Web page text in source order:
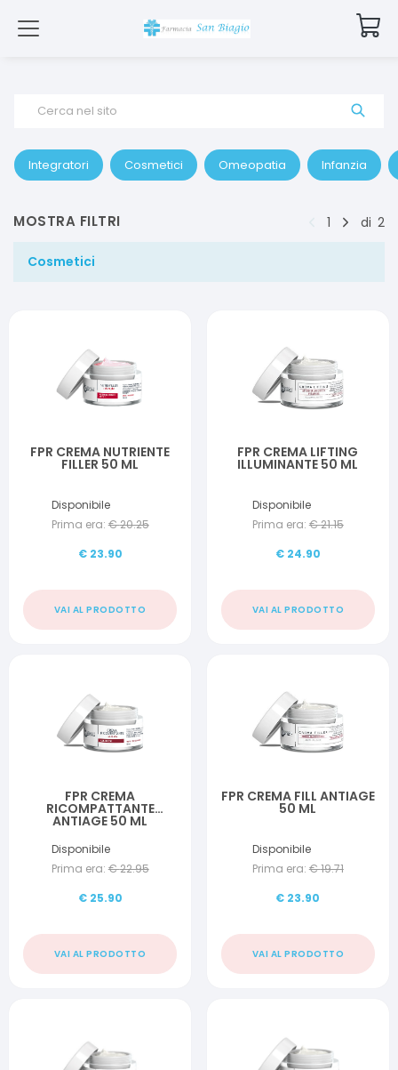
Cerca nel sito
Integratori Cosmetici Omeopatia Infanzia
MOSTRA FILTRI 1 di 2
Cosmetici
FPR CREMA NUTRIENTE
FILLER 50 ML
Disponibile
Prima era: €20.25
€ 23.90
VAI AL PRODOTTO
FPR CREMA LIFTING
ILLUMINANTE 50 ML
Disponibile
Prima era: €21.15
€ 24.90
VAI AL PRODOTTO
FPR CREMA
RICOMPATTANTE
ANTIAGE 50 ML
Disponibile
Prima era: €22.95
€ 25.90
VAI AL PRODOTTO
FPR CREMA FILL ANTIAGE
50 ML
Disponibile
Prima era: €19.71
€ 23.90
VAI AL PRODOTTO